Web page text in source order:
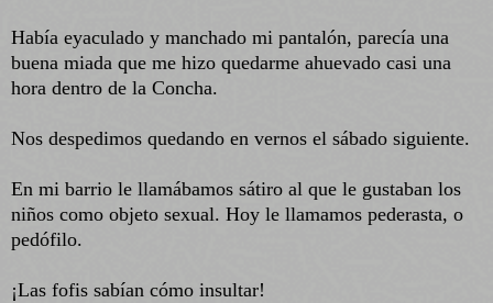
Había eyaculado y manchado mi pantalón, parecía una
buena miada que me hizo quedarme ahuevado casi una
hora dentro de la Concha.
Nos despedimos quedando en vernos el sábado siguiente.
En mi barrio le llamábamos sátiro al que le gustaban los
niños como objeto sexual. Hoy le llamamos pederasta, o
pedófilo.
¡Las fofis sabían cómo insultar!